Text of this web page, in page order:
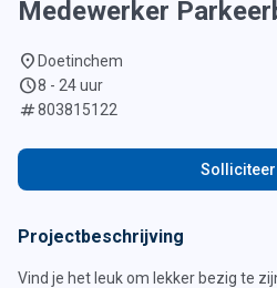
Medewerker
location_on Doetinchem
schedule8 - 24 uur
numbers803815122
Solliciteer
Projectbeschrijving
Vind je het leuk om lekker bezig te